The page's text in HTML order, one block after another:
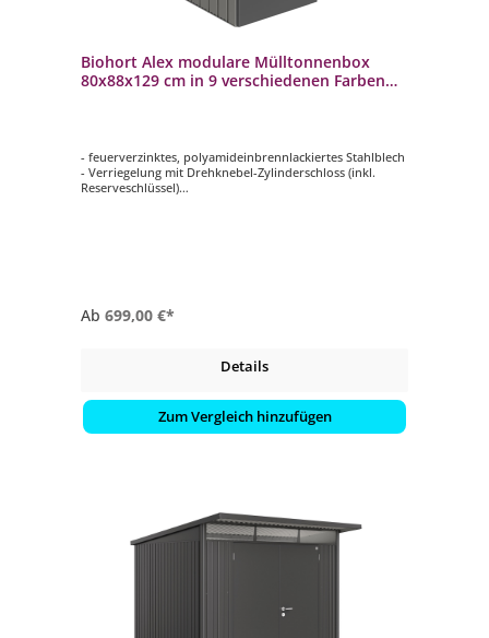
Biohort Alex modulare Mülltonnenbox
80x88x129 cm in 9 verschiedenen Farben
- feuerverzinktes, polyamideinbrennlackiertes Stahlblech
- Verriegelung mit Drehknebel-Zylinderschloss (inkl.
Reserveschlüssel)
Ab 699,00 €*
Details
Zum Vergleich hinzufügen